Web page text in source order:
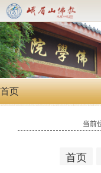
首页
当前
首页